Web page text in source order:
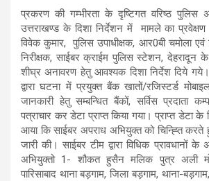
प्रकरण की गम्भीरता के दृष्टिगत वरिष्ठ पुलिस
उत्तराखण्ड के दिशा निर्देशन में मामले का
विवेक कुमार, पुलिस उपाधीक्षक, आर0बी चमोला एवं
निरीक्षक, साईबर क्राईम पुलिस स्टेशन, देहरादून
शीघ्र अनावरण हेतु आवश्यक दिशा निर्देश दिये
द्वारा घटना में प्रयुक्त बैंक खातों/रजिस्टर्ड
जानकारी हेतु सम्बन्धित बैंकों, सर्विस प्रदाता
पत्राचार कर डेटा प्राप्त किया गया। प्राप्त डेटा
आया कि साईबर अपराध अभियुक्त को चिन्ह्ति
जारी की। साईबर टीम द्वारा विधिक प्रावधानों
अभियुक्तो 1- शौकत हुसैन मलिक पुत्र अली
पारिसाबाद थाना बड़गाम, जिला बड़गाम, थाना-